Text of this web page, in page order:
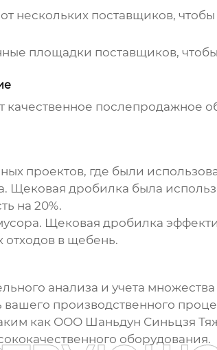
нескольких поставщиков,
площадки поставщиков,
качественное послепродажное
проектов, где были
Щековая дробилка была
на 20%.
Щековая дробилка
отходов в щебень.
анализа и учета
производственного
как ООО Шаньдун Синьцзя
оборудования.